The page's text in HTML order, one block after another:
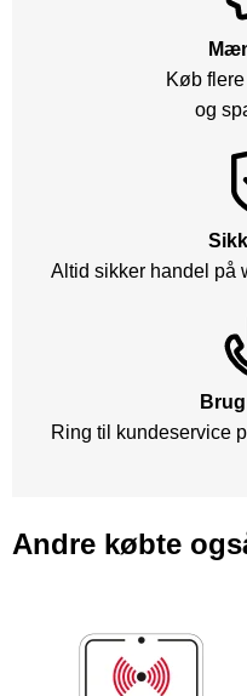
Køb
og
Altid sikker handel på
Ring til kundeservice
Andre købte